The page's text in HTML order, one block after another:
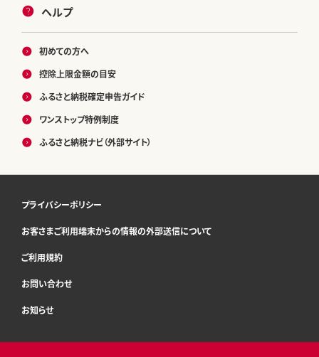
ヘルプ
初めての方へ
控除上限金額の目安
ふるさと納税確定申告ガイド
ワンストップ特例制度
ふるさと納税ナビ（外部サイト）
プライバシーポリシー
お客さまご利用端末からの情報の外部送信について
ご利用規約
お問い合わせ
お知らせ